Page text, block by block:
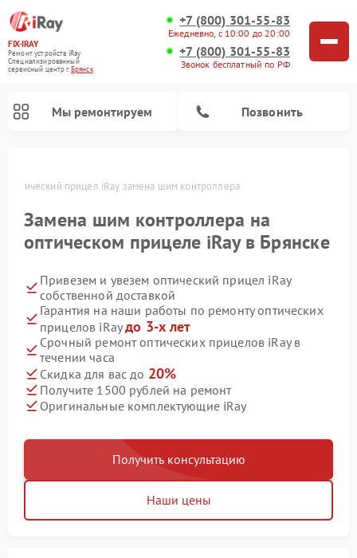
FIX-IRAY
Ремонт устройств iRay
Специализированный
cервисный центр г.Брянск
+7 (800) 301-55-83
Ежедневно, с 10:00 до 20:00
+7 (800) 301-55-83
Звонок бесплатный по РФ
Мы ремонтируем Позвонить
Оптический прицел iRay замена шим контроллера
Замена шим контроллера на
оптическом прицеле iRay в Брянске
Привезем и увезем оптический прицел iRay
собственной доставкой
Гарантия на наши работы по ремонту оптических
прицелов iRayдо 3-х лет
Срочный ремонт оптических прицелов iRay в
течении часа
Скидка для вас до 20%
Получите 1500 рублей на ремонт
Оригинальные комплектующие iRay
Получить консультацию
Наши цены